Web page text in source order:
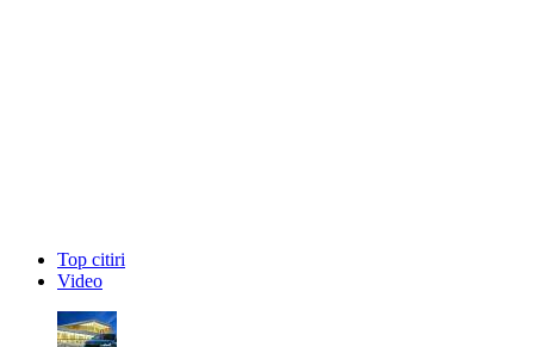
Top citiri
Video